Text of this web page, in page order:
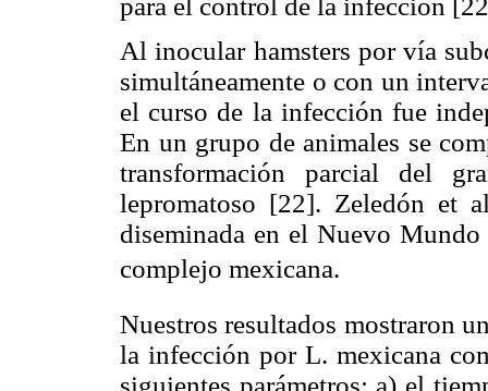
para el control de la infección
Al inocular hamsters por vía
simultáneamente o con un
el curso de la infección fue
En un grupo de animales se
transformación parcial del
lepromatoso [22]. Zeledón et
diseminada en el Nuevo
complejo mexicana.
Nuestros resultados mostraron
la infección por L. mexicana